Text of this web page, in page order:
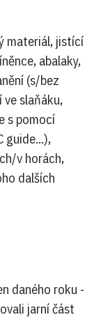
materiál, jistící
abalaky,
(s/bez
slaňáku,
s pomocí
guide...),
v horách,
dalších
daného roku -
jarní část